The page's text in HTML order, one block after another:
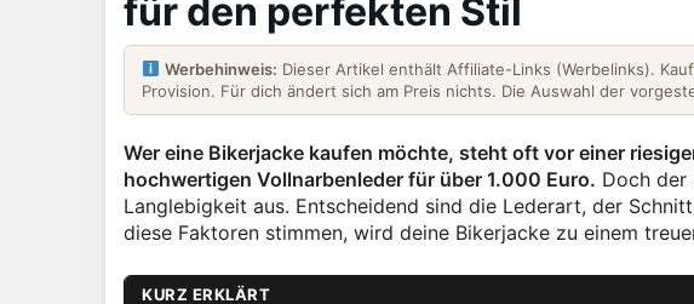
für den perfekten Stil
Werbehinweis: Dieser Artikel enthält Affiliate-Links (Werbelinks).
Provision. Für dich ändert sich am Preis nichts. Die Auswahl der
Wer eine Bikerjacke kaufen möchte, steht oft vor einer
hochwertigen Vollnarbenleder für über 1.000 Euro. Doch der
Langlebigkeit aus. Entscheidend sind die Lederart, der
diese Faktoren stimmen, wird deine Bikerjacke zu einem
KURZ ERKLÄRT